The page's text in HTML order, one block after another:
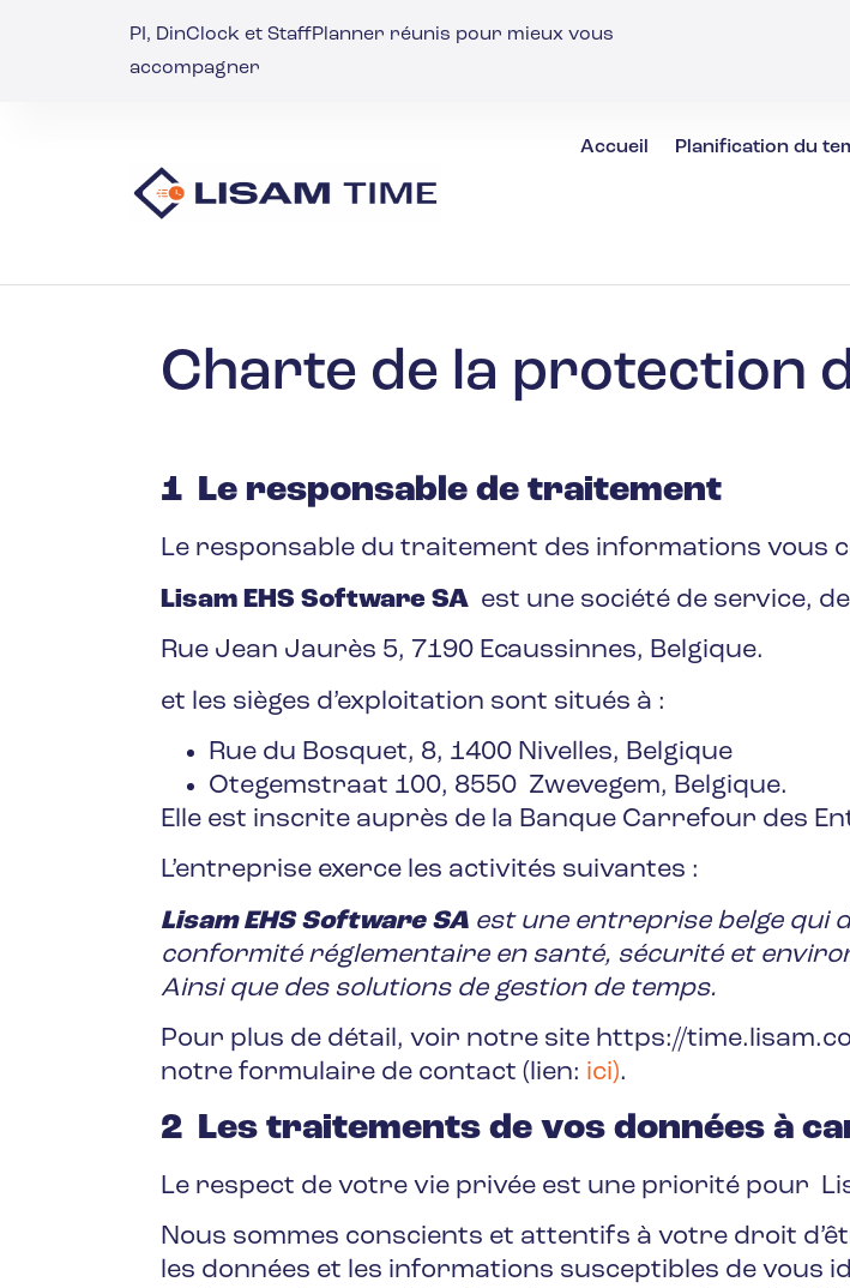
PI, DinClock et StaffPlanner réunis pour mieux vous
accompagner
Accueil Planification du
Charte de la protection
1 Le responsable de traitement
Le responsable du traitement des informations vous
Lisam EHS Software SA est une société de service,
Rue Jean Jaurès 5, 7190 Ecaussinnes, Belgique.
et les sièges d’exploitation sont situés à :
Rue du Bosquet, 8, 1400 Nivelles, Belgique
Otegemstraat 100, 8550 Zwevegem, Belgique.
Elle est inscrite auprès de la Banque Carrefour des
L’entreprise exerce les activités suivantes :
Lisam EHS Software SA est une entreprise belge qui
conformité réglementaire en santé, sécurité et
Ainsi que des solutions de gestion de temps.
Pour plus de détail, voir notre site https://
notre formulaire de contact (lien: ici).
2 Les traitements de vos données à
Le respect de votre vie privée est une priorité pour
Nous sommes conscients et attentifs à votre droit
les données et les informations susceptibles de vous